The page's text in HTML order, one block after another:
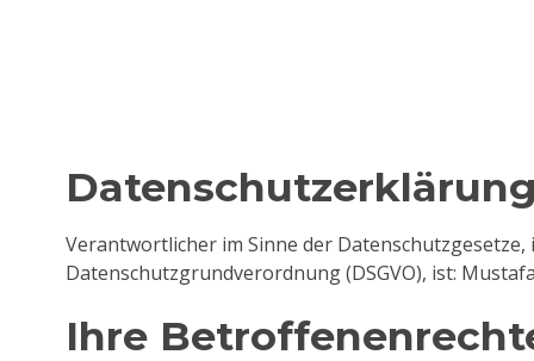
Verantwortlicher im Sinne der Datenschutzgesetze,
Datenschutzgrundverordnung (DSGVO), ist:
Ihre